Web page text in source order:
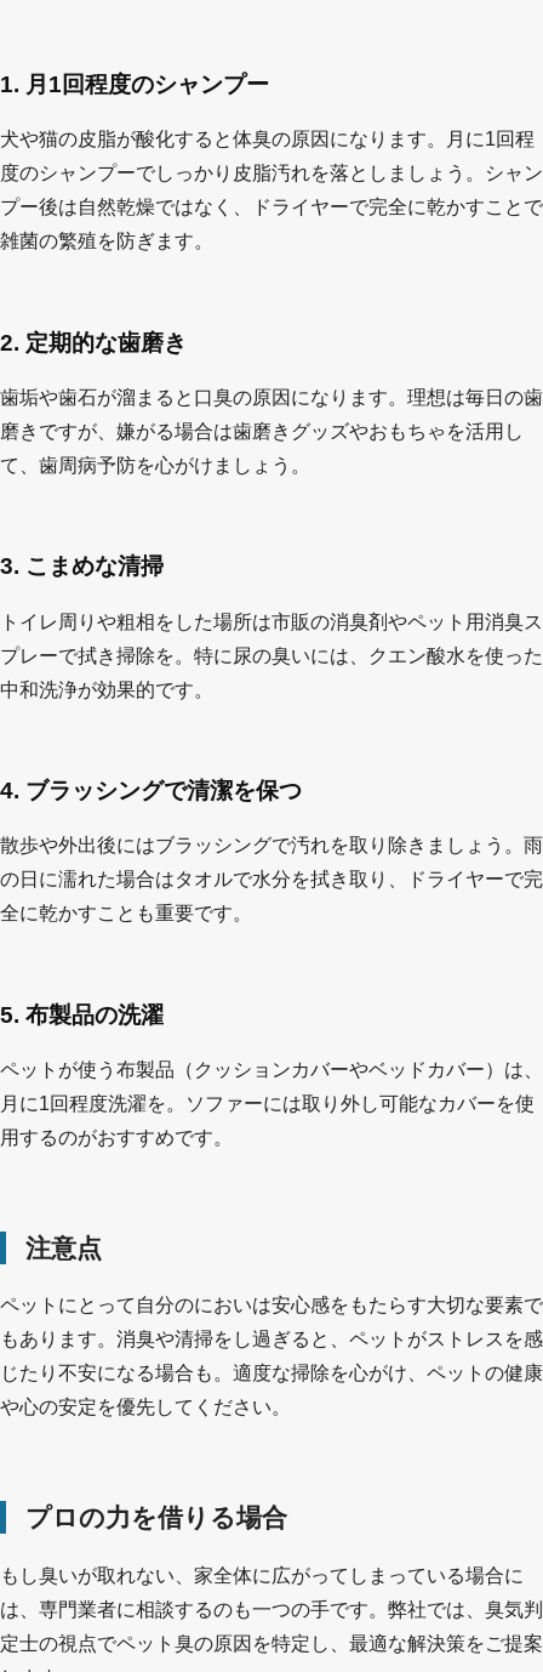
1. 月1回程度のシャンプー
犬や猫の皮脂が酸化すると体臭の原因になります。月に1回程
度のシャンプーでしっかり皮脂汚れを落としましょう。シャン
プー後は自然乾燥ではなく、ドライヤーで完全に乾かすことで
雑菌の繁殖を防ぎます。
2. 定期的な歯磨き
歯垢や歯石が溜まると口臭の原因になります。理想は毎日の歯
磨きですが、嫌がる場合は歯磨きグッズやおもちゃを活用し
て、歯周病予防を心がけましょう。
3. こまめな清掃
トイレ周りや粗相をした場所は市販の消臭剤やペット用消臭ス
プレーで拭き掃除を。特に尿の臭いには、クエン酸水を使った
中和洗浄が効果的です。
4. ブラッシングで清潔を保つ
散歩や外出後にはブラッシングで汚れを取り除きましょう。雨
の日に濡れた場合はタオルで水分を拭き取り、ドライヤーで完
全に乾かすことも重要です。
5. 布製品の洗濯
ペットが使う布製品（クッションカバーやベッドカバー）は、
月に1回程度洗濯を。ソファーには取り外し可能なカバーを使
用するのがおすすめです。
注意点
ペットにとって自分のにおいは安心感をもたらす大切な要素で
もあります。消臭や清掃をし過ぎると、ペットがストレスを感
じたり不安になる場合も。適度な掃除を心がけ、ペットの健康
や心の安定を優先してください。
プロの力を借りる場合
もし臭いが取れない、家全体に広がってしまっている場合に
は、専門業者に相談するのも一つの手です。弊社では、臭気判
定士の視点でペット臭の原因を特定し、最適な解決策をご提案